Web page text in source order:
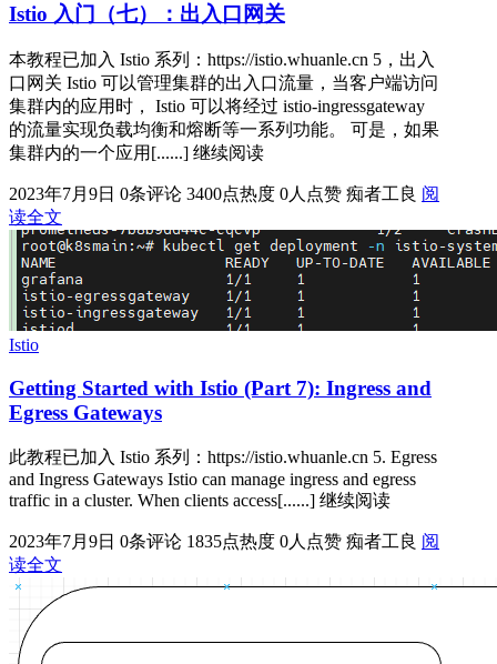
Istio 入门（七）：出入口网关
本教程已加入 Istio 系列：https://istio.whuanle.cn 5，出入
口网关 Istio 可以管理集群的出入口流量，当客户端访问
集群内的应用时， Istio 可以将经过 istio-ingressgateway
的流量实现负载均衡和熔断等一系列功能。 可是，如果
集群内的一个应用[......] 继续阅读
2023年7月9日 0条评论 3400点热度 0人点赞 痴者工良 阅
读全文
Istio
Getting Started with Istio (Part 7): Ingress and
Egress Gateways
此教程已加入 Istio 系列：https://istio.whuanle.cn 5. Egress
and Ingress Gateways Istio can manage ingress and egress
traffic in a cluster. When clients access[......] 继续阅读
2023年7月9日 0条评论 1835点热度 0人点赞 痴者工良 阅
读全文